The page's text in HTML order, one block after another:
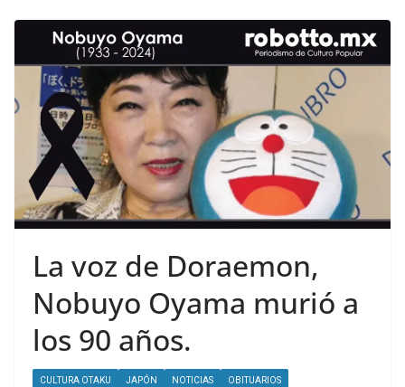
La voz de Doraemon,
Nobuyo Oyama murió a
los 90 años.
CULTURA OTAKU JAPÓN NOTICIAS OBITUARIOS